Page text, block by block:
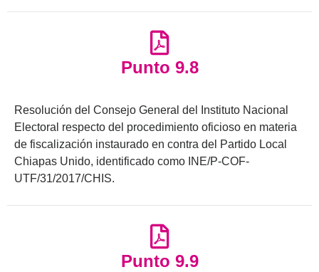
Punto 9.8
Resolución del Consejo General del Instituto Nacional
Electoral respecto del procedimiento oficioso en materia
de fiscalización instaurado en contra del Partido Local
Chiapas Unido, identificado como INE/P-COF-
UTF/31/2017/CHIS.
Punto 9.9